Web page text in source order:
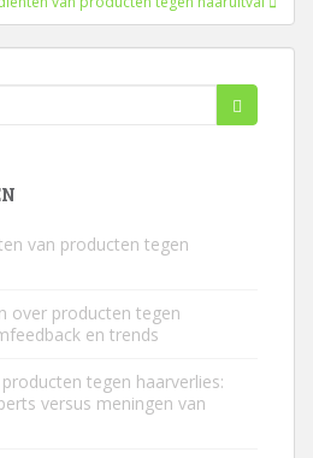
van producten tegen
over producten tegen
en trends
tegen haarverlies:
versus meningen van